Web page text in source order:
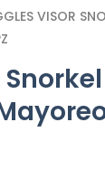
VISOR